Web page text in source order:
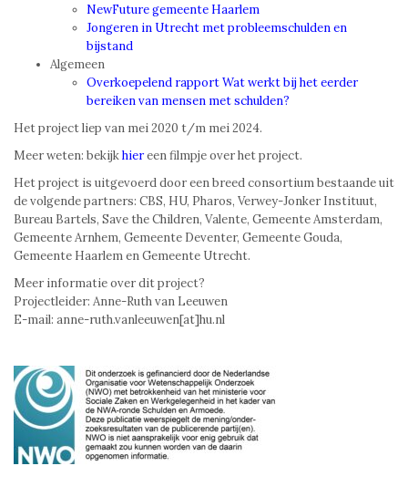
NewFuture gemeente Haarlem
Jongeren in Utrecht met probleemschulden en
bijstand
Algemeen
Overkoepelend rapport Wat werkt bij het eerder
bereiken van mensen met schulden?
Het project liep van mei 2020 t/m mei 2024.
Meer weten: bekijkhiereen filmpje over het project.
Het project is uitgevoerd door een breed consortium bestaande uit
de volgende partners: CBS, HU, Pharos, Verwey-Jonker Instituut,
Bureau Bartels, Save the Children, Valente, Gemeente Amsterdam,
Gemeente Arnhem, Gemeente Deventer, Gemeente Gouda,
Gemeente Haarlem en Gemeente Utrecht.
Meer informatie over dit project?
Projectleider: Anne-Ruth van Leeuwen
E-mail: anne-ruth.vanleeuwen[at]hu.nl